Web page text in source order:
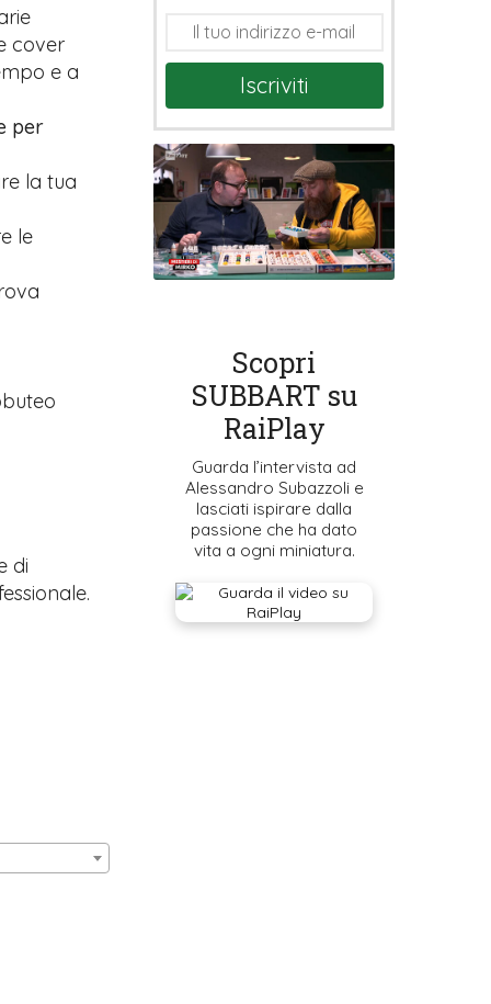
cover
e a
per
la tua
le
di
Iscriviti
Scopri
SUBBART su
RaiPlay
Guarda l’intervista ad
Alessandro Subazzoli e
lasciati ispirare dalla
passione che ha dato
vita a ogni miniatura.